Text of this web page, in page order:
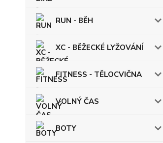
RUN - BĚH
XC - BĚŽECKÉ LYŽOVÁNÍ
FITNESS - TĚLOCVIČNA
VOLNÝ ČAS
BOTY